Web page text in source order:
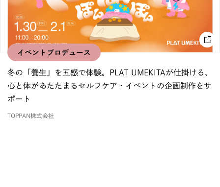
イベントプロデュース
冬の「養生」を五感で体験。PLAT UMEKITAが仕掛ける、
心と体があたたまるセルフケア・イベントの企画制作をサ
ポート
TOPPAN株式会社